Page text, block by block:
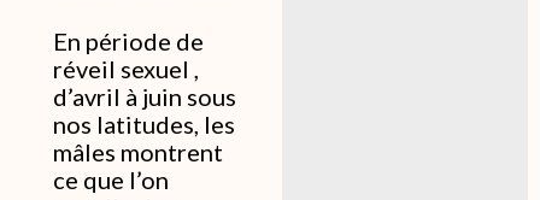
En période de
réveil sexuel ,
d’avril à juin sous
nos latitudes, les
mâles montrent
ce que l’on